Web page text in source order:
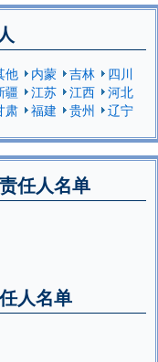
他 内蒙 吉林
四川
疆 江苏 江西
河北
肃 福建 贵州
辽宁
任人名单
人名单